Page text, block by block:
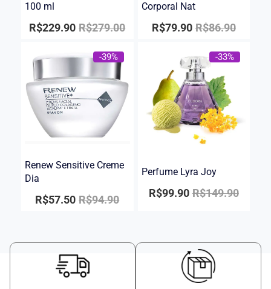
100 ml
R$279.00
R$229.90
Corporal Nat
R$86.90
R$79.90
-39%
Renew Sensitive Creme
Dia
R$94.90
R$57.50
-33%
Perfume Lyra Joy
R$149.90
R$99.90